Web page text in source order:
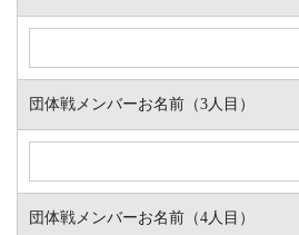
団体戦メンバーお名前（3人目）
団体戦メンバーお名前（4人目）